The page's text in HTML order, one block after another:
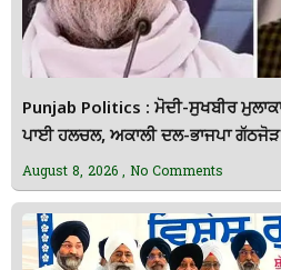
Punjab Politics : ਮੋਦੀ-ਸੁਖਬੀਰ
ਪਾਈ ਹਲਚਲ, ਅਕਾਲੀ ਦਲ-ਭਾਜਪਾ
August 8, 2026 No Comments